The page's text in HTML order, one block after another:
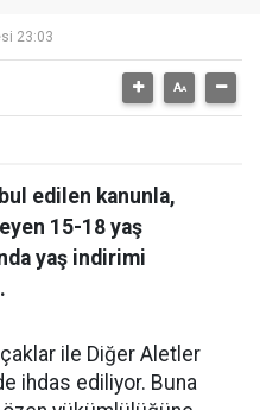
23:03
edilen kanunla,
15-18 yaş
yaş indirimi
ile Diğer Aletler
ihdas ediliyor. Buna